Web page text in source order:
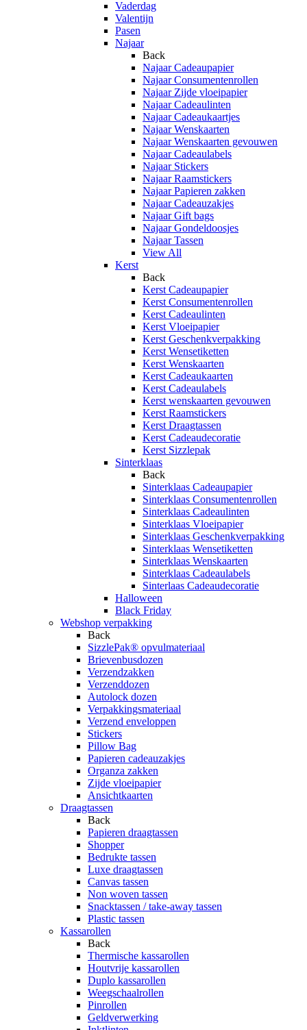
Vaderdag
Valentijn
Pasen
Najaar
Back
Najaar Cadeaupapier
Najaar Consumentenrollen
Najaar Zijde vloeipapier
Najaar Cadeaulinten
Najaar Cadeaukaartjes
Najaar Wenskaarten
Najaar Wenskaarten gevouwen
Najaar Cadeaulabels
Najaar Stickers
Najaar Raamstickers
Najaar Papieren zakken
Najaar Cadeauzakjes
Najaar Gift bags
Najaar Gondeldoosjes
Najaar Tassen
View All
Kerst
Back
Kerst Cadeaupapier
Kerst Consumentenrollen
Kerst Cadeaulinten
Kerst Vloeipapier
Kerst Geschenkverpakking
Kerst Wensetiketten
Kerst Wenskaarten
Kerst Cadeaukaarten
Kerst Cadeaulabels
Kerst wenskaarten gevouwen
Kerst Raamstickers
Kerst Draagtassen
Kerst Cadeaudecoratie
Kerst Sizzlepak
Sinterklaas
Back
Sinterklaas Cadeaupapier
Sinterklaas Consumentenrollen
Sinterklaas Cadeaulinten
Sinterklaas Vloeipapier
Sinterklaas Geschenkverpakking
Sinterklaas Wensetiketten
Sinterklaas Wenskaarten
Sinterklaas Cadeaulabels
Sinterlaas Cadeaudecoratie
Halloween
Black Friday
Webshop verpakking
Back
SizzlePak® opvulmateriaal
Brievenbusdozen
Verzendzakken
Verzenddozen
Autolock dozen
Verpakkingsmateriaal
Verzend enveloppen
Stickers
Pillow Bag
Papieren cadeauzakjes
Organza zakken
Zijde vloeipapier
Ansichtkaarten
Draagtassen
Back
Papieren draagtassen
Shopper
Bedrukte tassen
Luxe draagtassen
Canvas tassen
Non woven tassen
Snacktassen / take-away tassen
Plastic tassen
Kassarollen
Back
Thermische kassarollen
Houtvrije kassarollen
Duplo kassarollen
Weegschaalrollen
Pinrollen
Geldverwerking